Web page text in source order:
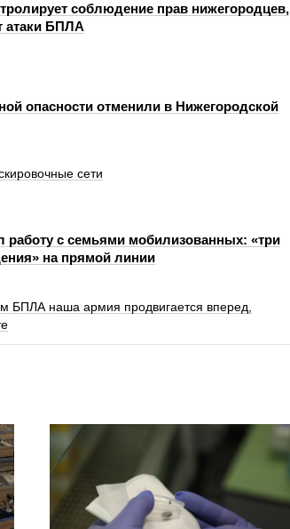
соблюдение прав нижегородцев,
атаки БПЛА
опасности отменили в Нижегородской
сети
с семьями мобилизованных: «три
на прямой линии
БПЛА наша армия продвигается вперед,